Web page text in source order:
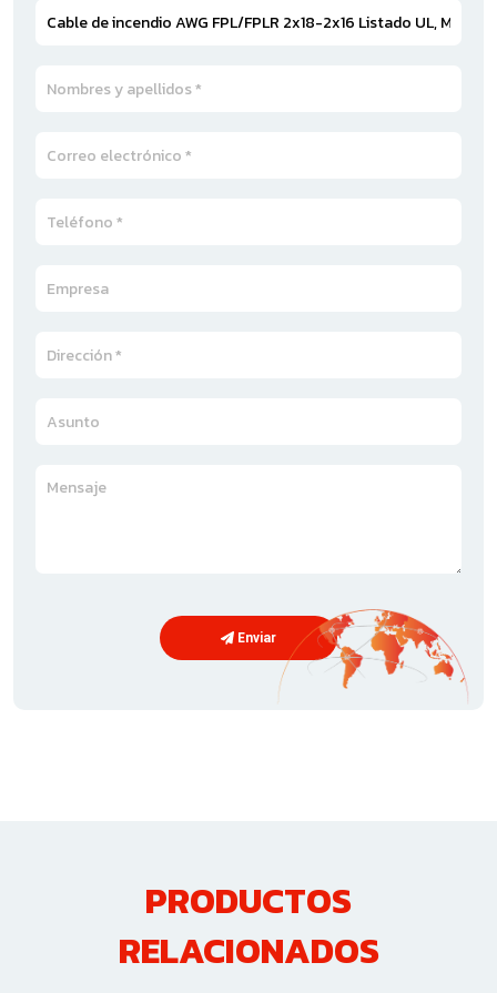
Enviar
PRODUCTOS
RELACIONADOS